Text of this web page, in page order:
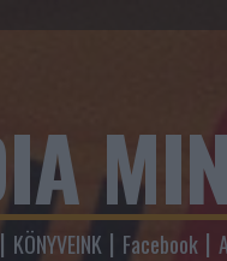
KÖNYVEINK Facebook